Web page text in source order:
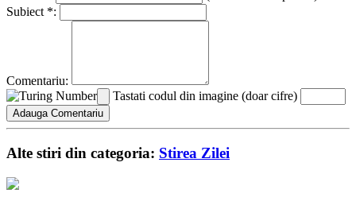
Subiect *:
Comentariu:
Tastati codul din imagine (doar cifre)
Alte stiri din categoria: Stirea Zilei